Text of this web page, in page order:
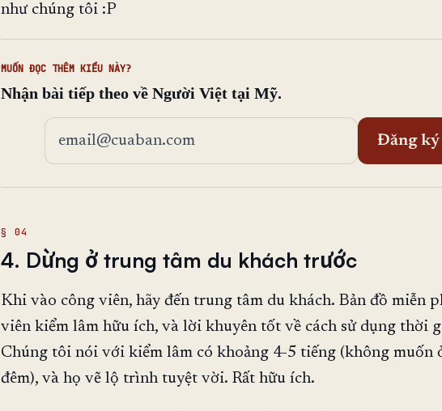
như chúng tôi :P
MUỐN ĐỌC THÊM KIỂU NÀY?
Nhận bài tiếp theo về Người Việt tại Mỹ.
Địa chỉ email
Đăng ký
4. Dừng ở trung tâm du khách trước
Khi vào công viên, hãy đến trung tâm du khách. Bản đồ miễn
viên kiểm lâm hữu ích, và lời khuyên tốt về cách sử dụng thời
Chúng tôi nói với kiểm lâm có khoảng 4-5 tiếng (không muốn
đêm), và họ vẽ lộ trình tuyệt vời. Rất hữu ích.